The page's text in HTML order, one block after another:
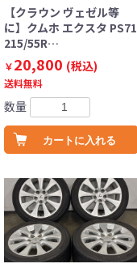
【クラウン ヴェゼル等
に】クムホ エクスタ PS71
215/55R…
￥20,800 (税込)
送料無料
数量
カートに入れる